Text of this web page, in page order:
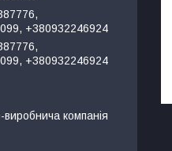
+380932246924
+380932246924
компанія